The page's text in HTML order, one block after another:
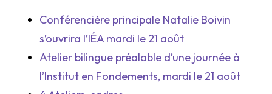
Conférencière principale Natalie Boivin
s’ouvrira l’IÉA mardi le 21 août
Atelier bilingue préalable d’une journée à
l’Institut en Fondements, mardi le 21 août